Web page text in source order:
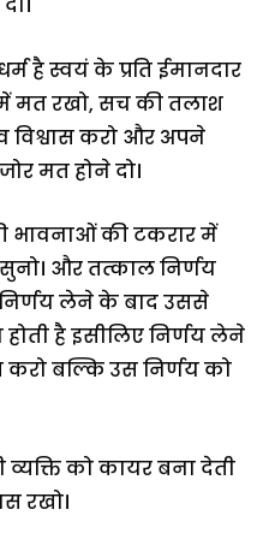
है स्वयं के प्रति ईमानदार
मत रखो, सच की तलाश
करो और अपने
मत होने दो।
भावनाओं की टकरार में
और तत्काल निर्णय
लेने के बाद उससे
है इसीलिए निर्णय लेने
करो बल्कि उस निर्णय को
को कायर बना देती
रखो।